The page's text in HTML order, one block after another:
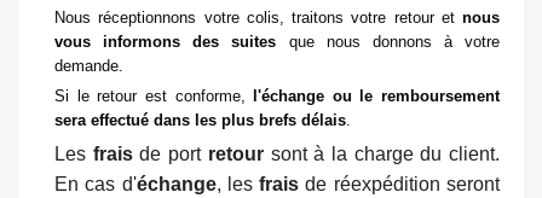
Nous réceptionnons votre colis, traitons votre retour et nous
vous informons des suites que nous donnons à votre
demande.
Si le retour est conforme,
l'échange ou le remboursement
sera effectué dans les plus brefs délais
Les fraisde port retoursont à la charge du client.
En cas d'échange, lesfrais de réexpédition seront